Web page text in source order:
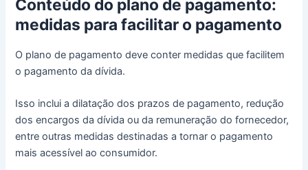
Conteúdo do plano de pagamento:
medidas para facilitar o pagamento
O plano de pagamento deve conter medidas que facilitem
o pagamento da dívida.
Isso inclui a dilatação dos prazos de pagamento, redução
dos encargos da dívida ou da remuneração do fornecedor,
entre outras medidas destinadas a tornar o pagamento
mais acessível ao consumidor.